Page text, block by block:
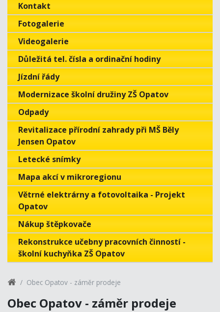
Kontakt
Fotogalerie
Videogalerie
Důležitá tel. čísla a ordinační hodiny
Jízdní řády
Modernizace školní družiny ZŠ Opatov
Odpady
Revitalizace přírodní zahrady při MŠ Běly
Jensen Opatov
Letecké snímky
Mapa akcí v mikroregionu
Větrné elektrárny a fotovoltaika - Projekt
Opatov
Nákup štěpkovače
Rekonstrukce učebny pracovních činností -
školní kuchyňka ZŠ Opatov
Obec Opatov - záměr prodeje
Obec Opatov - záměr prodeje